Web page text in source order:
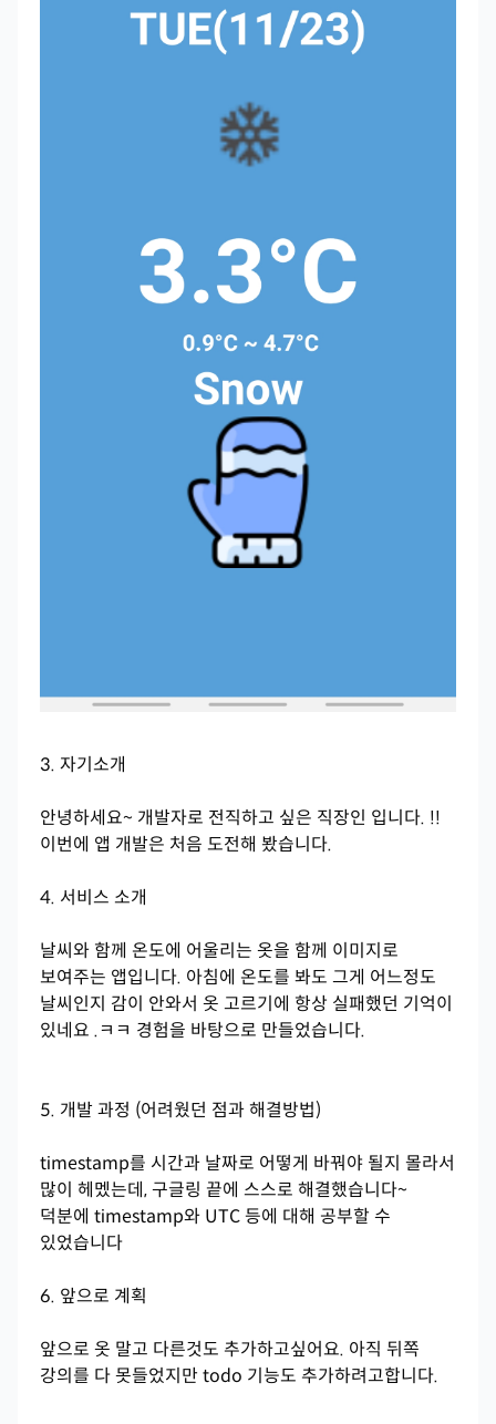
3. 자기소개
안녕하세요~ 개발자로 전직하고 싶은 직장인 입니다. !!
이번에 앱 개발은 처음 도전해 봤습니다.
4. 서비스 소개
날씨와 함께 온도에 어울리는 옷을 함께 이미지로
보여주는 앱입니다. 아침에 온도를 봐도 그게 어느정도
날씨인지 감이 안와서 옷 고르기에 항상 실패했던 기억이
있네요 .ㅋㅋ 경험을 바탕으로 만들었습니다.
5. 개발 과정 (어려웠던 점과 해결방법)
timestamp를 시간과 날짜로 어떻게 바꿔야 될지 몰라서
많이 헤멨는데, 구글링 끝에 스스로 해결했습니다~
덕분에 timestamp와 UTC 등에 대해 공부할 수
있었습니다
6. 앞으로 계획
앞으로 옷 말고 다른것도 추가하고싶어요. 아직 뒤쪽
강의를 다 못들었지만 todo 기능도 추가하려고합니다.